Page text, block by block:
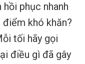
phục nhanh
khó khăn?
tối hãy gọi
điều gì đã gây